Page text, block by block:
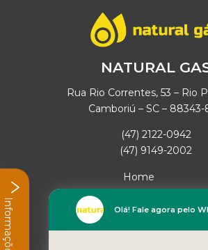
NATURAL
Rua Rio Correntes, 53 – Rio
Camboriú – SC – 88343-
(47) 2122-0942
(47) 9149-2002
Home
Empresa
Missão
Olá! Fale agora pelo
Informações